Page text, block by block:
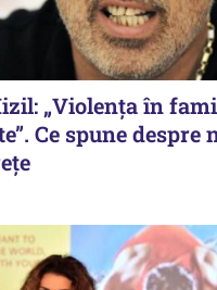
„Violența în
Ce spune despre